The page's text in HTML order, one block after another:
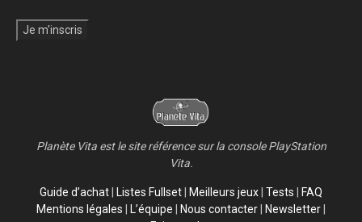
Planète Vita est le site référence sur la console PlayStation
Vita.
Guide d’achat| Listes Fullset| Meilleurs jeux| Tests | FAQ
Mentions légales | L’équipe | Nous contacter| Newsletter|